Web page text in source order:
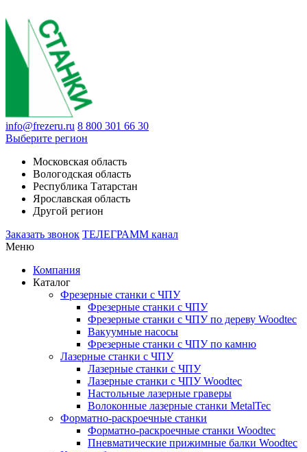
info@frezeru.ru 8 800 301 66 30
Выберите регион
Московская область
Вологодская область
Республика Татарстан
Ярославская область
Другой регион
Заказать звонок ТЕЛЕГРАММ канал
Меню
Компания
Каталог
Фрезерные станки с ЧПУ
Фрезерные станки с ЧПУ
Фрезерные станки с ЧПУ по дереву Woodtec
Вакуумные насосы
Фрезерные станки с ЧПУ по камню
Лазерные станки с ЧПУ
Лазерные станки с ЧПУ
Лазерные станки с ЧПУ Woodtec
Настольные лазерные граверы
Волоконные лазерные станки MetalTec
Форматно-раскроечные станки
Форматно-раскроечные станки Woodtec
Пневматические прижимные балки Woodtec